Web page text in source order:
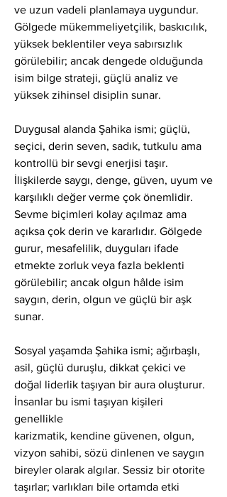
ve uzun vadeli planlamaya uygundur.
Gölgede mükemmeliyetçilik, baskıcılık,
yüksek beklentiler veya sabırsızlık
görülebilir; ancak dengede olduğunda
isim bilge strateji, güçlü analiz ve
yüksek zihinsel disiplin sunar.
Duygusal alanda Şahika ismi; güçlü,
seçici, derin seven, sadık, tutkulu ama
kontrollü bir sevgi enerjisi taşır.
İlişkilerde saygı, denge, güven, uyum ve
karşılıklı değer verme çok önemlidir.
Sevme biçimleri kolay açılmaz ama
açıksa çok derin ve kararlıdır. Gölgede
gurur, mesafelilik, duyguları ifade
etmekte zorluk veya fazla beklenti
görülebilir; ancak olgun hâlde isim
saygın, derin, olgun ve güçlü bir aşk
sunar.
Sosyal yaşamda Şahika ismi; ağırbaşlı,
asil, güçlü duruşlu, dikkat çekici ve
doğal liderlik taşıyan bir aura oluşturur.
İnsanlar bu ismi taşıyan kişileri
genellikle
karizmatik, kendine güvenen, olgun,
vizyon sahibi, sözü dinlenen ve saygın
bireyler olarak algılar. Sessiz bir otorite
taşırlar; varlıkları bile ortamda etki